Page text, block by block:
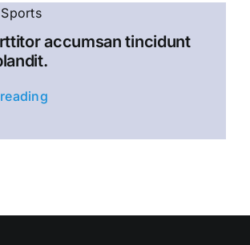
Sports
accumsan tincidunt